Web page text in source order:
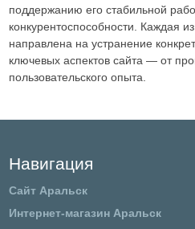
поддержанию его стабильной
конкурентоспособности. Каждая
направлена на устранение
ключевых аспектов сайта — от
пользовательского опыта.
Навигация
Сайт Аральск
Интернет-магазин Аральск